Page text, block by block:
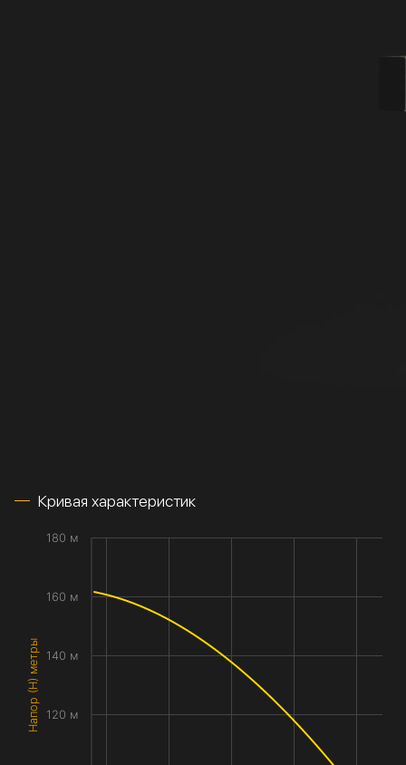
Кривая характеристик
Напор (H) метры 120 м
140 м
160 м
180 м